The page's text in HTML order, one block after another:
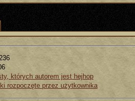
których autorem jest hejhop
rozpoczęte przez użytkownika